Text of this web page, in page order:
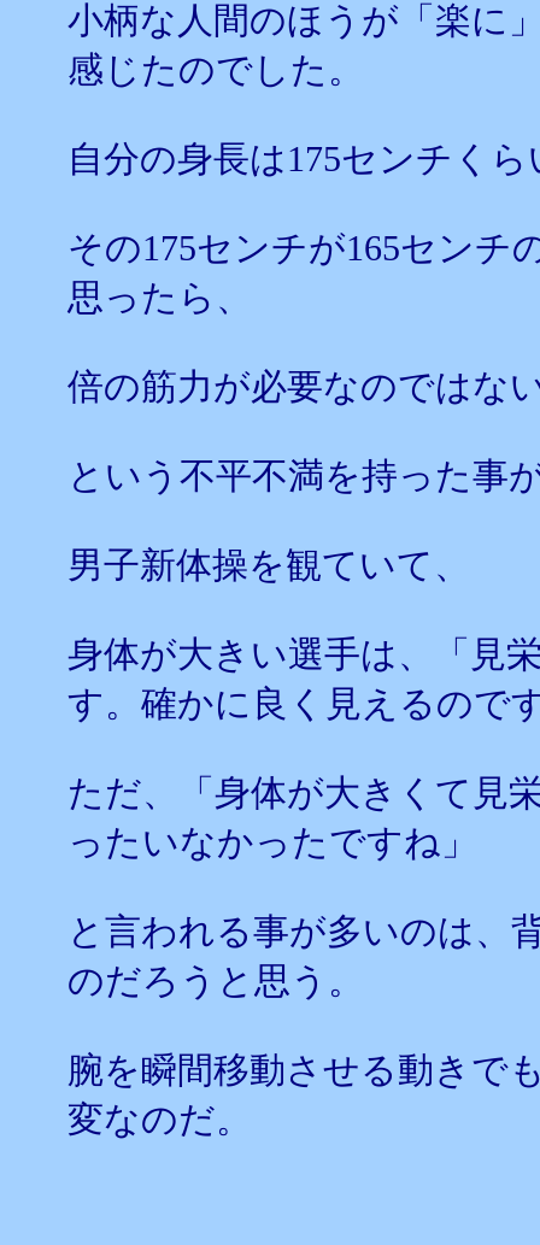
小柄な人間のほうが「楽に
感じたのでした。
自分の身長は175センチくら
その175センチが165センチ
思ったら、
倍の筋力が必要なのではな
という不平不満を持った事
男子新体操を観ていて、
身体が大きい選手は、「見
す。確かに良く見えるので
ただ、「身体が大きくて見
ったいなかったですね」
と言われる事が多いのは、
のだろうと思う。
腕を瞬間移動させる動きで
変なのだ。